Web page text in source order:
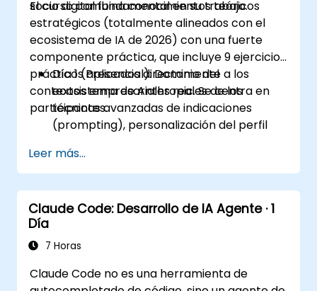
socio digital fundamental en su trabajo.
El curso combina conocimientos teóricos
estratégicos (totalmente alineados con el
ecosistema de IA de 2026) con una fuerte
componente práctica, que incluye 9 ejercicios
prácticos aplicados directamente a los
contextos empresariales reales de los
participantes.
Día 1 (Presencial): Dominio del
ecosistema de Anthropic. Se centra en
técnicas avanzadas de indicaciones
(prompting), personalización del perfil
aprovechamiento de espacios de trabajo
persistentes (Proyectos, Artefactos y
Habilidades) para gestionar bases de
conocimiento internas.
integración del ecosistema. Se centra en
mediante las características Cowork, el
Leer más...
Claude Code: Desarrollo de IA Agente · 1
Día
7 Horas
Claude Code no es una herramienta de